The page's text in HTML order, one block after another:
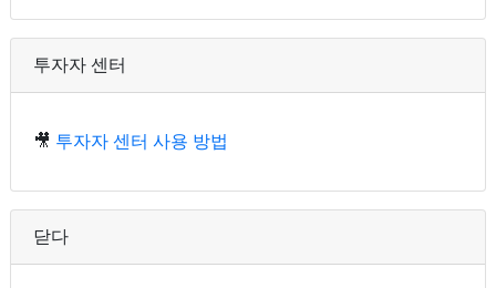
투자자 센터
🎥 투자자 센터 사용 방법
닫다